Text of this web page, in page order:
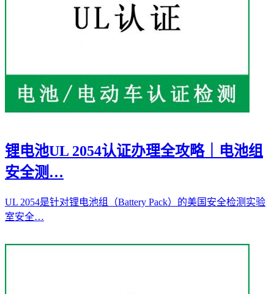
锂电池UL 2054认证办理全攻略｜电池组
安全测…
UL 2054是针对锂电池组（Battery Pack）的美国安全检测实验
室安全…